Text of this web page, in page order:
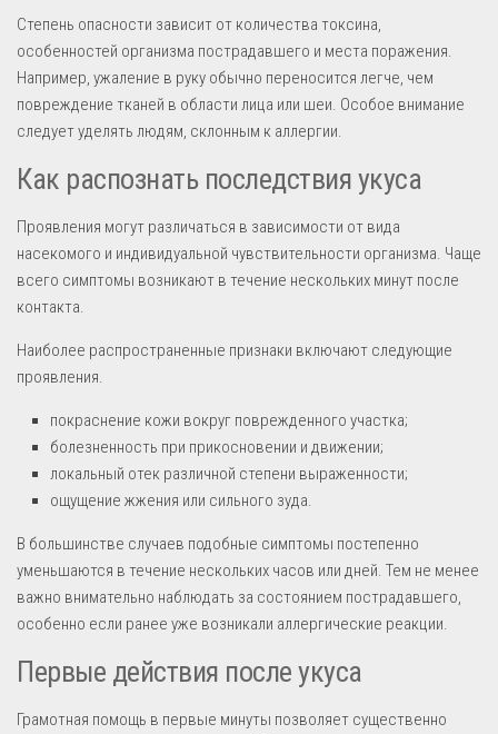
Степень опасности зависит от количества токсина,
особенностей организма пострадавшего и места поражения.
Например, ужаление в руку обычно переносится легче, чем
повреждение тканей в области лица или шеи. Особое внимание
следует уделять людям, склонным к аллергии.
Как распознать последствия укуса
Проявления могут различаться в зависимости от вида
насекомого и индивидуальной чувствительности организма. Чаще
всего симптомы возникают в течение нескольких минут после
контакта.
Наиболее распространенные признаки включают следующие
проявления.
покраснение кожи вокруг поврежденного участка;
болезненность при прикосновении и движении;
локальный отек различной степени выраженности;
ощущение жжения или сильного зуда.
В большинстве случаев подобные симптомы постепенно
уменьшаются в течение нескольких часов или дней. Тем не менее
важно внимательно наблюдать за состоянием пострадавшего,
особенно если ранее уже возникали аллергические реакции.
Первые действия после укуса
Грамотная помощь в первые минуты позволяет существенно